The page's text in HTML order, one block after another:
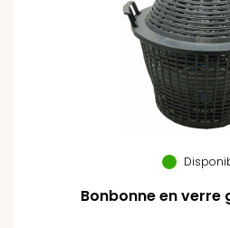
Bonbonne en verre